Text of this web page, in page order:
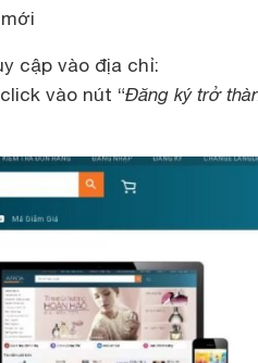
cập vào địa chỉ:
vào nút “Đăng ký trở